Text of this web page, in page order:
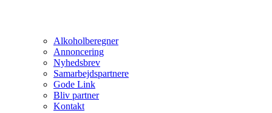
Alkoholberegner
Annoncering
Nyhedsbrev
Samarbejdspartnere
Gode Link
Bliv partner
Kontakt